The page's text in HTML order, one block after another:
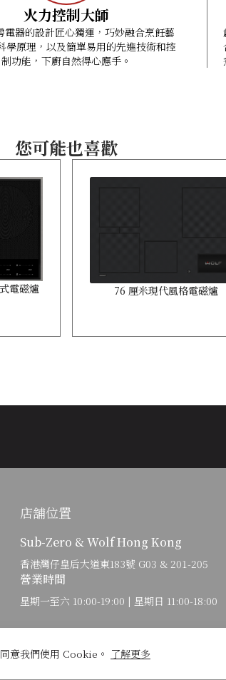
火力控制大師
器的設計匠心獨運，巧妙融合烹飪藝
學原理，以及簡單易用的先進技術和控
制功能，下廚自然得心應手。
您可能也喜歡
電磁爐 76 厘米現代風格電磁爐
意我們使用 Cookie。 了解更多
店舖位置
Sub-Zero & Wolf Hong Kong
香港灣仔皇后大道東183號 G03 & 201-205
營業時間
星期一至六 10:00-19:00 | 星期日 11:00-18:00